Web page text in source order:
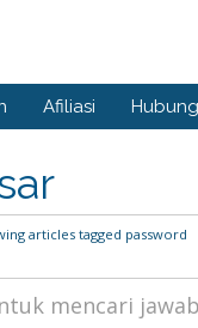
Afiliasi
articles tagged password